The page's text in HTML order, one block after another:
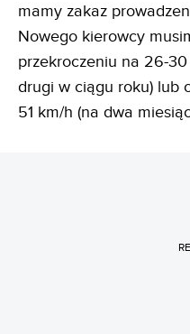
mamy zakaz
Nowego kierowcy
przekroczeniu na 26-
drugi w ciągu roku) lub
51 km/h (na dwa